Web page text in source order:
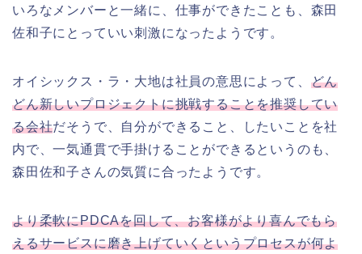
いろなメンバーと一緒に、仕事ができたことも、森田
佐和子にとっていい刺激になったようです。
オイシックス・ラ・大地は社員の意思によって、 どん
どん新しいプロジェクトに挑戦することを推奨してい
る会社だそうで、自分ができること、したいことを社
内で、一気通貫で手掛けることができるというのも、
森田佐和子さんの気質に合ったようです。
より柔軟にPDCAを回して、お客様がより喜んでもら
えるサービスに磨き上げていくというプロセスが何よ